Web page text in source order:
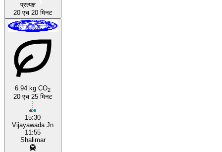
प्रत्यक्ष
20 एच 20 मिनट
6.94 kg CO2
20 एच 25 मिनट
15:30
Vijayawada Jn
11:55
Shalimar